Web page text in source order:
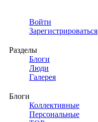
Войти
Зарегистрироваться
Разделы
Блоги
Люди
Галерея
Блоги
Коллективные
Персональные